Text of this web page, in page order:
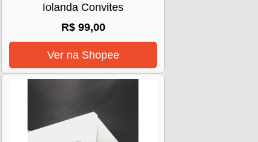
Iolanda Convites
R$ 99,00
Ver na Shopee